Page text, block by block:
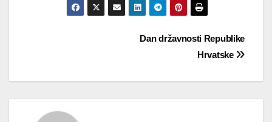
Dan državnosti Republike
Hrvatske